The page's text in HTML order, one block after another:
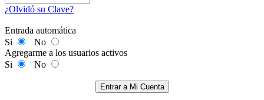
¿Olvidó su Clave?
Entrada automática
Si
No
Agregarme a los usuarios activos
Si
No
Entrar a Mi Cuenta